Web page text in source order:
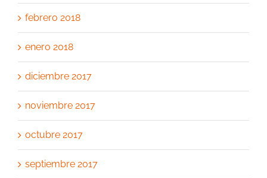
febrero 2018
enero 2018
diciembre 2017
noviembre 2017
octubre 2017
septiembre 2017